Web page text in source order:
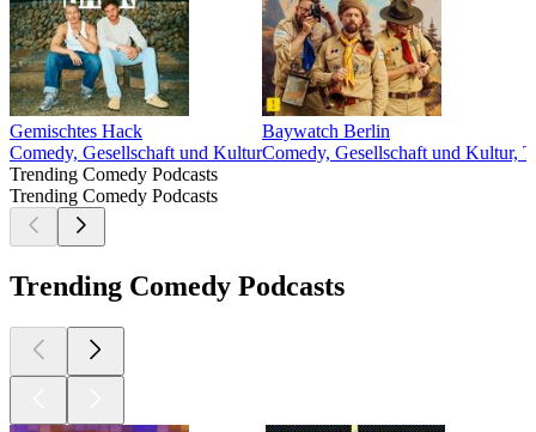
Gemischtes Hack
Comedy, Gesellschaft und Kultur
Baywatch Berlin
Comedy, Gesellschaft und Kultur,
Trending Comedy Podcasts
Trending Comedy Podcasts
Trending Comedy Podcasts